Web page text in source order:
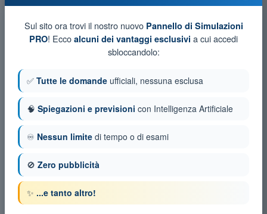
Sul sito ora trovi il nostro nuovo Pannello di Simulazioni
PRO! Ecco alcuni dei vantaggi esclusivi a cui accedi
sbloccandolo:
✅ Tutte le domande ufficiali, nessuna esclusa
🧠 Spiegazioni e previsioni con Intelligenza Artificiale
♾️ Nessun limite di tempo o di esami
🚫 Zero pubblicità
✨ ...e tanto altro!